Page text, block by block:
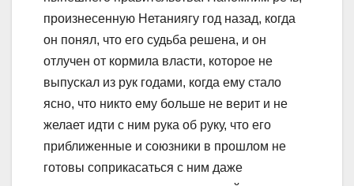
произнесенную Нетаниягу год назад, когда
он понял, что его судьба решена, и он
отлучен от кормила власти, которое не
выпускал из рук годами, когда ему стало
ясно, что никто ему больше не верит и не
желает идти с ним рука об руку, что его
приближенные и союзники в прошлом не
готовы соприкасаться с ним даже